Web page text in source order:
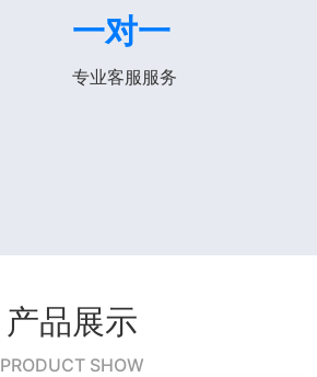
一对一
专业客服服务
产品展示
PRODUCT SHOW